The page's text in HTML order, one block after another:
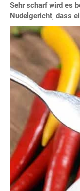
Sehr scharf wird es
Nudelgericht, dass